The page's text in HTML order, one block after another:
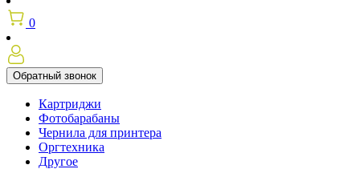
0
Обратный звонок
Картриджи
Фотобарабаны
Чернила для принтера
Оргтехника
Другое